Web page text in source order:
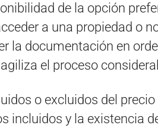
de la opción
a una propiedad o
la documentación en
el proceso
o excluidos del
incluidos y la existencia